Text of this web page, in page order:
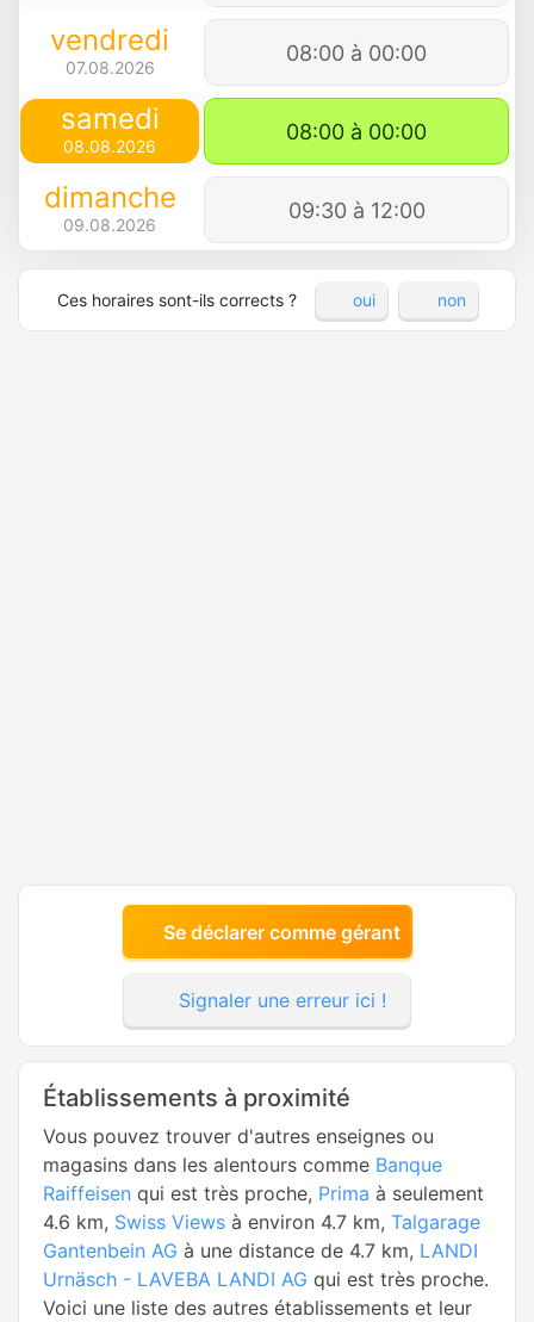
vendredi
07.08.2026
08:00 à 00:00
samedi
08.08.2026
08:00 à 00:00
dimanche
09.08.2026
09:30 à 12:00
Ces horaires sont-ils corrects ? oui non
Se déclarer comme gérant
Signaler une erreur ici !
Établissements à proximité
Vous pouvez trouver d'autres enseignes ou
magasins dans les alentours comme Banque
Raiffeisen qui est très proche, Prima à seulement
4.6 km, Swiss Views à environ 4.7 km, Talgarage
Gantenbein AG à une distance de 4.7 km, LANDI
Urnäsch - LAVEBA LANDI AG qui est très proche.
Voici une liste des autres établissements et leur